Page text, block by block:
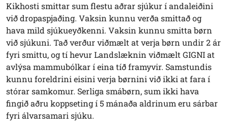
Kikhosti smittar sum flestu aðrar sjúkur í andaleiðini
við dropaspjaðing. Vaksin kunnu verða smittað og
hava mild sjúkueyðkenni. Vaksin kunnu smitta børn
við sjúkuni. Tað verður viðmælt at verja børn undir 2 ár
fyri smittu, og tí hevur Landslæknin viðmælt GIGNI at
avlýsa mammubólkar í eina tíð framyvir. Samstundis
kunnu foreldrini eisini verja børnini við ikki at fara í
stórar samkomur. Serliga smábørn, sum ikki hava
fingið aðru koppseting í 5 mánaða aldrinum eru sárbar
fyri álvarsamari sjúku.